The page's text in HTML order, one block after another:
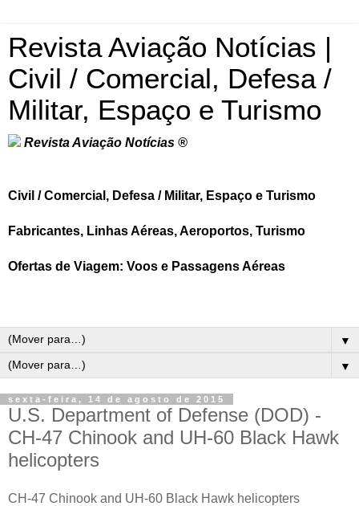
Revista Aviação Notícias |
Civil / Comercial, Defesa /
Militar, Espaço e Turismo
Revista Aviação Notícias ®
Civil / Comercial, Defesa / Militar, Espaço e Turismo
Fabricantes, Linhas Aéreas, Aeroportos, Turismo
Ofertas de Viagem: Voos e Passagens Aéreas
▼
▼
sexta-feira, 14 de agosto de 2015
U.S. Department of Defense (DOD) -
CH-47 Chinook and UH-60 Black Hawk
helicopters
CH-47 Chinook and UH-60 Black Hawk helicopters